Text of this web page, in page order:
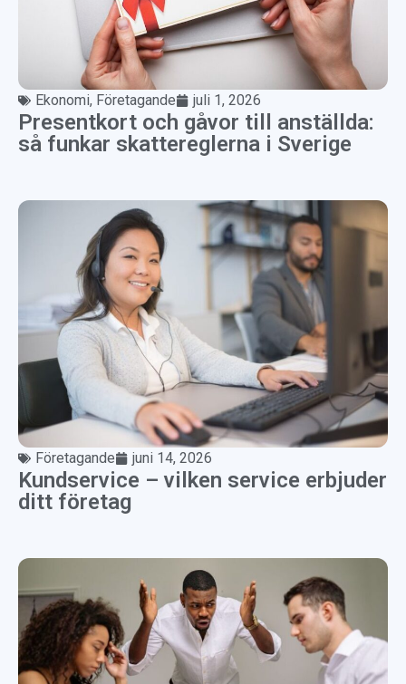
Ekonomi, Företagande juli 1, 2026
Presentkort och gåvor till anställda:
så funkar skattereglerna i Sverige
Företagande juni 14, 2026
Kundservice – vilken service erbjuder
ditt företag